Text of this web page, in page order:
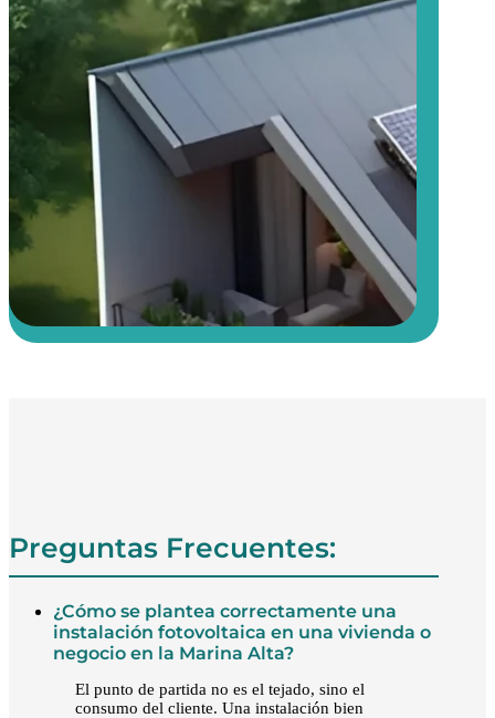
Preguntas Frecuentes:
¿Cómo se plantea correctamente una
instalación fotovoltaica en una vivienda o
negocio en la Marina Alta?
El punto de partida no es el tejado, sino el
consumo del cliente. Una instalación bien